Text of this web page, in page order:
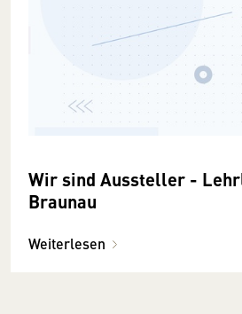
Wir sind Aussteller -
Braunau
Weiterlesen